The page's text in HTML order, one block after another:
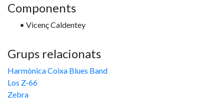
Components
• Vicenç Caldentey
Grups relacionats
Harmònica Coixa Blues Band
Los Z-66
Zebra